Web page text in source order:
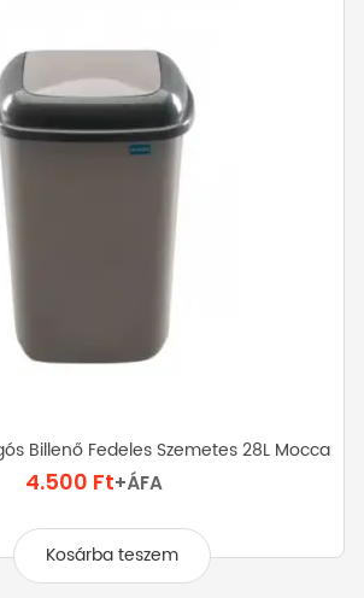
Billenő Fedeles Szemetes 28L Mocca
4.500 Ft+ÁFA
Kosárba teszem